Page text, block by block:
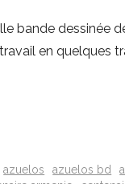
bande dessinée
en quelques
azuelos azuelos bd